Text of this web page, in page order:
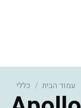
עמוד הבית / כללי